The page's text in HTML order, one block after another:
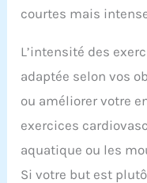
courtes mais
L’intensité des
adaptée selon vos
ou améliorer votre
exercices
aquatique ou les
Si votre but est